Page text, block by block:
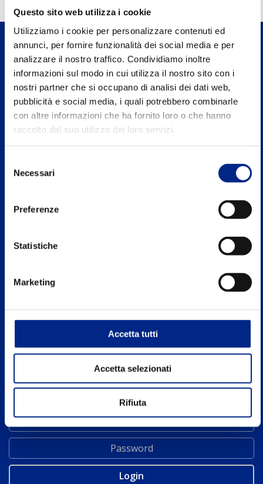
Questo sito web utilizza i cookie
Utilizziamo i cookie per personalizzare contenuti ed
annunci, per fornire funzionalità dei social media e per
analizzare il nostro traffico. Condividiamo inoltre
informazioni sul modo in cui utilizza il nostro sito con i
nostri partner che si occupano di analisi dei dati web,
pubblicità e social media, i quali potrebbero combinarle
con altre informazioni che ha fornito loro o che hanno
raccolto dal suo utilizzo dei loro servizi.
delNecessari
Preferenze
Statistiche
Marketing
Accetta tutti
Accetta selezionati
Rifiuta
Carpanelli Motori Elettrici S.p.A. a Socio
Unico
Via 2 Agosto 1980, n.5, 40016 S.Giorgio di Piano
AZIENDA
Dove siamo
CONTATTI
UK SITE
AREA RISERVATA